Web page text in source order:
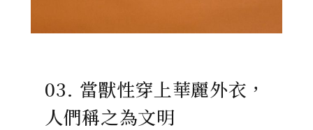
03. 當獸性穿上華麗外衣，
人們稱之為文明